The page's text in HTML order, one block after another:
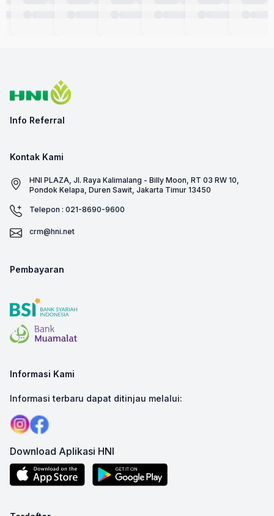
Info Referral
Kontak Kami
HNI PLAZA, Jl. Raya Kalimalang - Billy Moon, RT 03 RW 10,
Pondok Kelapa, Duren Sawit, Jakarta Timur 13450
Telepon : 021-8690-9600
crm@hni.net
Pembayaran
Informasi Kami
Informasi terbaru dapat ditinjau melalui:
Download Aplikasi HNI